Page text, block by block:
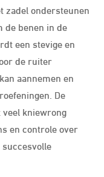
zadel ondersteunen
de benen in de
een stevige en
de ruiter
aannemen en
De
kniewrong
en controle over